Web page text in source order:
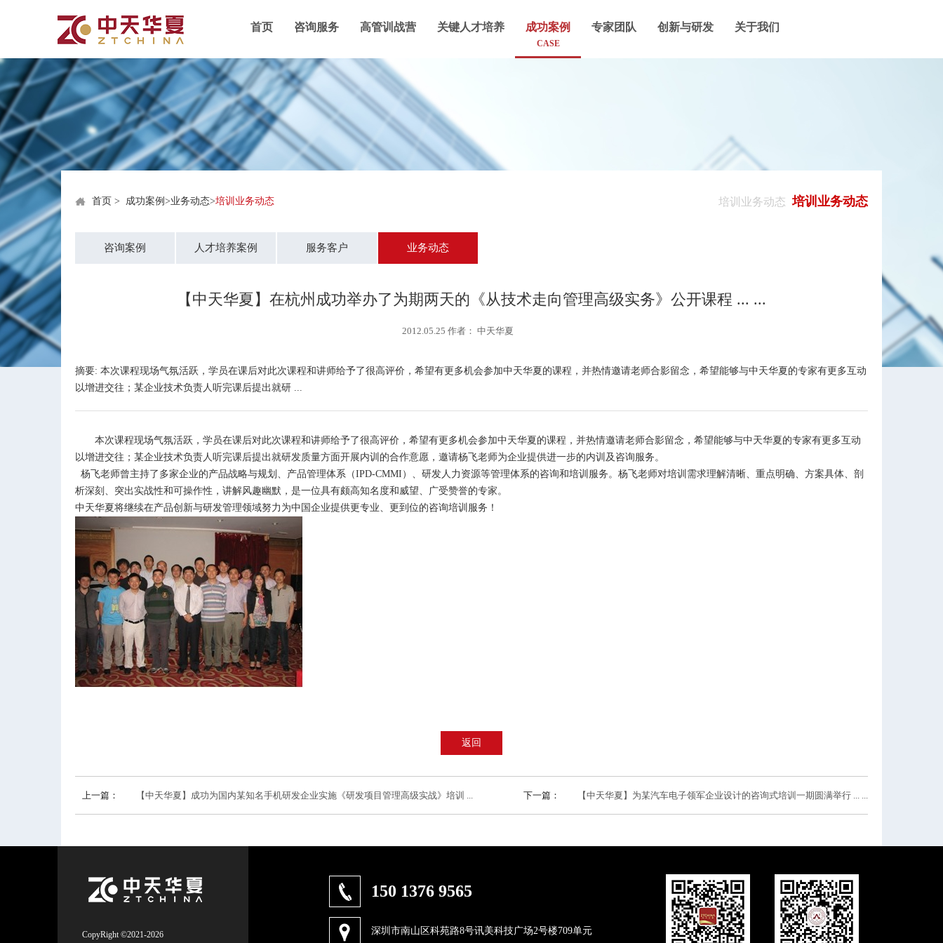
首页 咨询服务 高管训战营 关键人才培养 成功案例
CASE
专家团队 创新与研发 关于我们
首页 > 成功案例 >业务动态>培训业务动态 培训业务动态 培训业务动态
咨询案例 人才培养案例 服务客户 业务动态
【中天华夏】在杭州成功举办了为期两天的《从技术走向管理高级实务》公开课程 ... ...
2012.05.25 作者： 中天华夏
摘要: 本次课程现场气氛活跃，学员在课后对此次课程和讲师给予了很高评价，希望有更多机会参加中天华夏的课程，并热情邀请老师合影留念，希望能够与中天华夏的专家有更多互动
以增进交往；某企业技术负责人听完课后提出就研 ...
本次课程现场气氛活跃，学员在课后对此次课程和讲师给予了很高评价，希望有更多机会参加中天华夏的课程，并热情邀请老师合影留念，希望能够与中天华夏的专家有更多互动
以增进交往；某企业技术负责人听完课后提出就研发质量方面开展内训的合作意愿，邀请杨飞老师为企业提供进一步的内训及咨询服务。
杨飞老师曾主持了多家企业的产品战略与规划、产品管理体系（IPD-CMMI）、研发人力资源等管理体系的咨询和培训服务。杨飞老师对培训需求理解清晰、重点明确、方案具体、剖
析深刻、突出实战性和可操作性，讲解风趣幽默，是一位具有颇高知名度和威望、广受赞誉的专家。
中天华夏将继续在产品创新与研发管理领域努力为中国企业提供更专业、更到位的咨询培训服务！
返回
上一篇： 【中天华夏】成功为国内某知名手机研发企业实施《研发项目管理高级实战》培训 ... 下一篇： 【中天华夏】为某汽车电子领军企业设计的咨询式培训一期圆满举行 ... ...
CopyRight ©2021-2026
150 1376 9565
深圳市南山区科苑路8号讯美科技广场2号楼709单元